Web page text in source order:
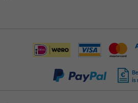
is